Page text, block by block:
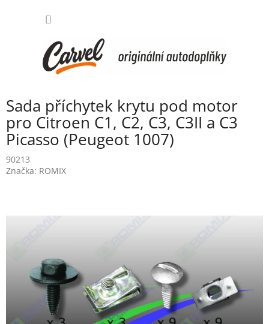
Sada příchytek krytu pod motor
pro Citroen C1, C2, C3, C3II a C3
Picasso (Peugeot 1007)
90213
Značka: ROMIX